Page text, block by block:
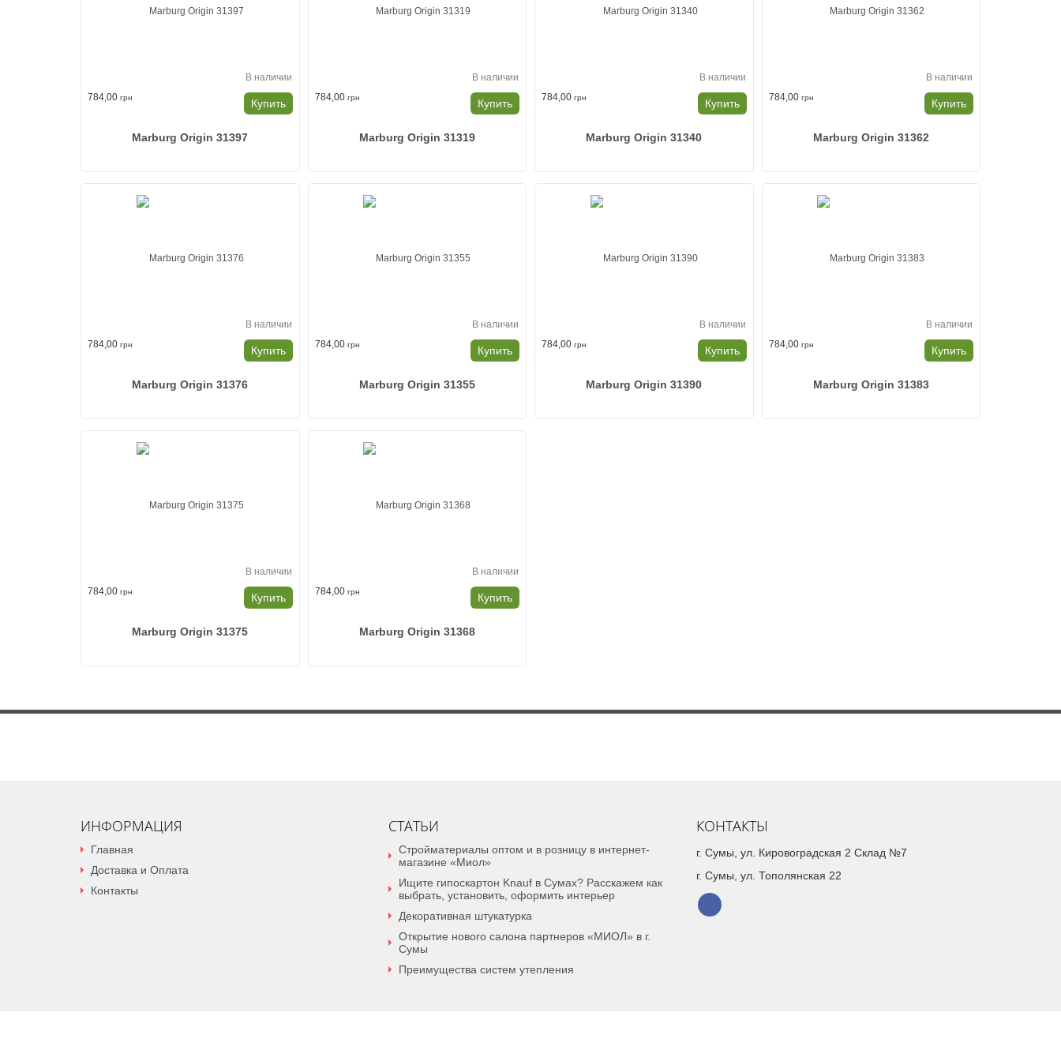
В наличии
784,00 грн Купить
Marburg Origin 31397
В наличии
784,00 грн Купить
Marburg Origin 31319
В наличии
784,00 грн Купить
Marburg Origin 31340
В наличии
784,00 грн Купить
Marburg Origin 31362
В наличии
784,00 грн Купить
Marburg Origin 31376
В наличии
784,00 грн Купить
Marburg Origin 31355
В наличии
784,00 грн Купить
Marburg Origin 31390
В наличии
784,00 грн Купить
Marburg Origin 31383
В наличии
784,00 грн Купить
Marburg Origin 31375
В наличии
784,00 грн Купить
Marburg Origin 31368
ИНФОРМАЦИЯ
Главная
Доставка и Оплата
Контакты
СТАТЬИ
Стройматериалы оптом и в розницу в интернет-
магазине «Миол»
Ищите гипоскартон Knauf в Сумах? Расскажем как
выбрать, установить, оформить интерьер
Декоративная штукатурка
Открытие нового салона партнеров «МИОЛ» в г.
Сумы
Преимущества систем утепления
КОНТАКТЫ
г. Сумы, ул. Кировоградская 2 Склад №7
г. Сумы, ул. Тополянская 22